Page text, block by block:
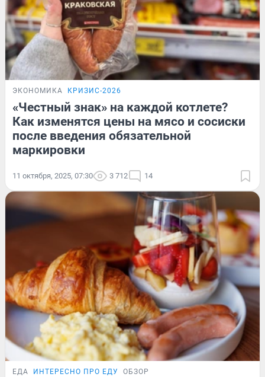
ЭКОНОМИКА КРИЗИС-2026
«Честный знак» на каждой котлете?
Как изменятся цены на мясо и сосиски
после введения обязательной
маркировки
11 октября, 2025, 07:30 3 712 14
ЕДА ИНТЕРЕСНО ПРО ЕДУ ОБЗОР